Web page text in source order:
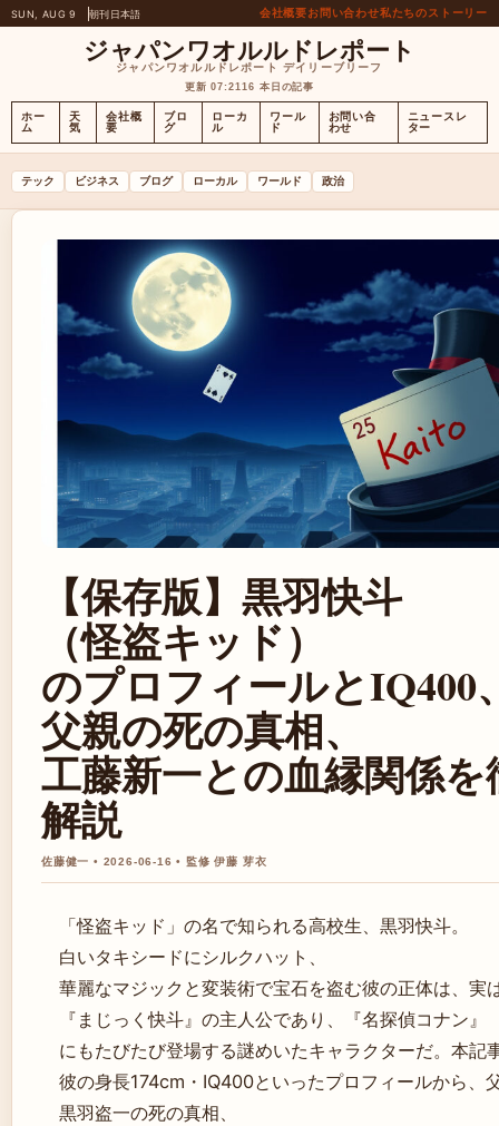
SUN, AUG 9 朝刊日本語 会社概要お問い合わせ私たちのストーリー
ジャパンワオルルドレポート
ジャパンワオルルドレポート デイリーブリーフ
更新 07:2116 本日の記事
ホー
ム
天
気
会社概
要
ブロ
グ
ローカ
ル
ワール
ド
お問い合
わせ
ニュースレ
ター
テック ビジネス ブログ ローカル ワールド 政治
【保存版】黒羽快斗
（怪盗キッド）
のプロフィールとIQ400
父親の死の真相、
工藤新一との血縁関係を
解説
佐藤健一 • 2026-06-16 • 監修 伊藤 芽衣
「怪盗キッド」の名で知られる高校生、黒羽快斗。
白いタキシードにシルクハット、
華麗なマジックと変装術で宝石を盗む彼の正体は、実
『まじっく快斗』の主人公であり、『名探偵コナン』
にもたびたび登場する謎めいたキャラクターだ。本記
彼の身長174cm・IQ400といったプロフィールから、
黒羽盗一の死の真相、